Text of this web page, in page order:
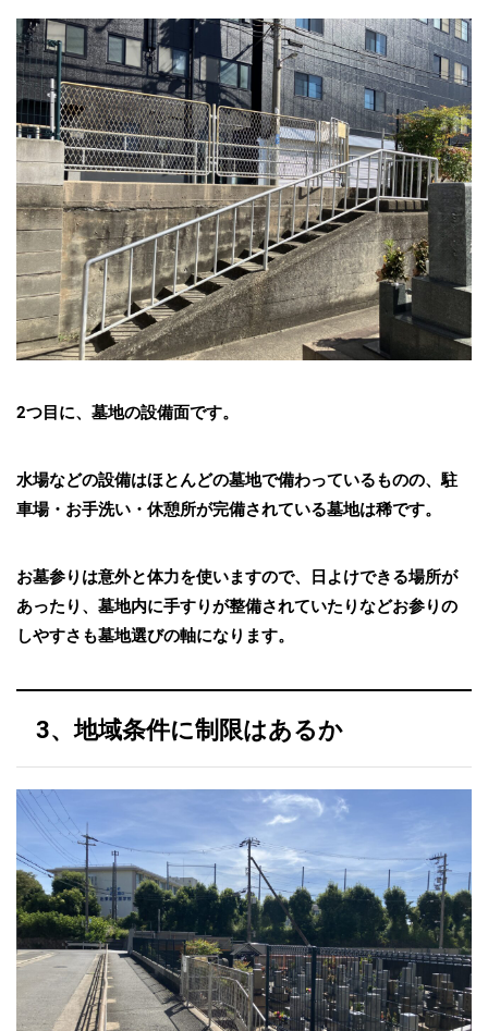
2つ目に、墓地の設備面です。
水場などの設備はほとんどの墓地で備わっているものの、駐
車場・お手洗い・休憩所が完備されている墓地は稀です。
お墓参りは意外と体力を使いますので、日よけできる場所が
あったり、墓地内に手すりが整備されていたりなどお参りの
しやすさも墓地選びの軸になります。
3、地域条件に制限はあるか